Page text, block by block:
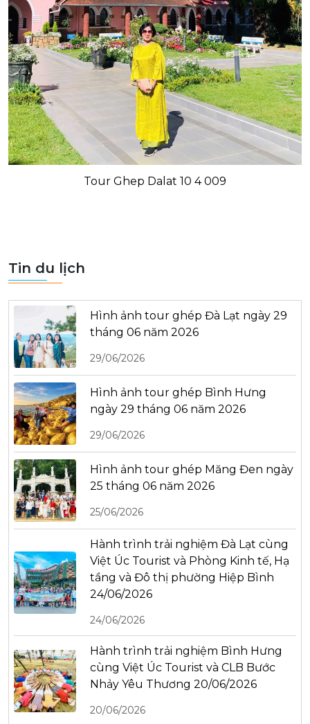
Tour Ghep Dalat 10 4 009
Tin du lịch
Hình ảnh tour ghép Đà Lạt ngày 29
tháng 06 năm 2026
29/06/2026
Hình ảnh tour ghép Bình Hưng
ngày 29 tháng 06 năm 2026
29/06/2026
Hình ảnh tour ghép Măng Đen ngày
25 tháng 06 năm 2026
25/06/2026
Hành trình trải nghiệm Đà Lạt cùng
Việt Úc Tourist và Phòng Kinh tế, Hạ
tầng và Đô thị phường Hiệp Bình
24/06/2026
24/06/2026
Hành trình trải nghiệm Bình Hưng
cùng Việt Úc Tourist và CLB Bước
Nhảy Yêu Thương 20/06/2026
20/06/2026